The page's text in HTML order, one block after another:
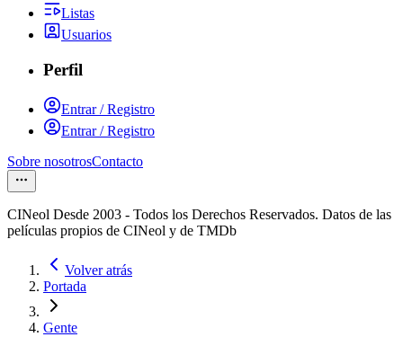
Listas
Usuarios
Perfil
Entrar / Registro
Entrar / Registro
Sobre nosotrosContacto
CINeol Desde 2003 - Todos los Derechos Reservados. Datos de las
películas propios de CINeol y de TMDb
Volver atrás
Portada
Gente